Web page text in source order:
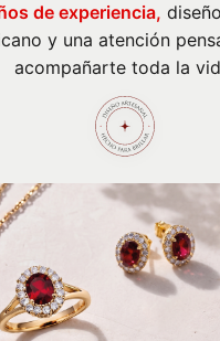
de experiencia,
y una atención
acompañarte toda la